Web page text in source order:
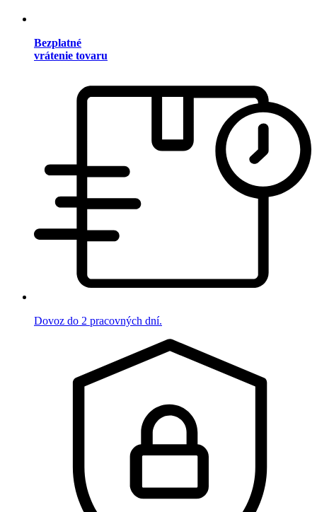
Bezplatné
vrátenie tovaru
Dovoz do 2 pracovných dní.